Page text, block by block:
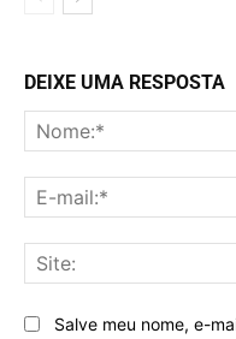
DEIXE UMA RESPOSTA
Salve meu nome, e-